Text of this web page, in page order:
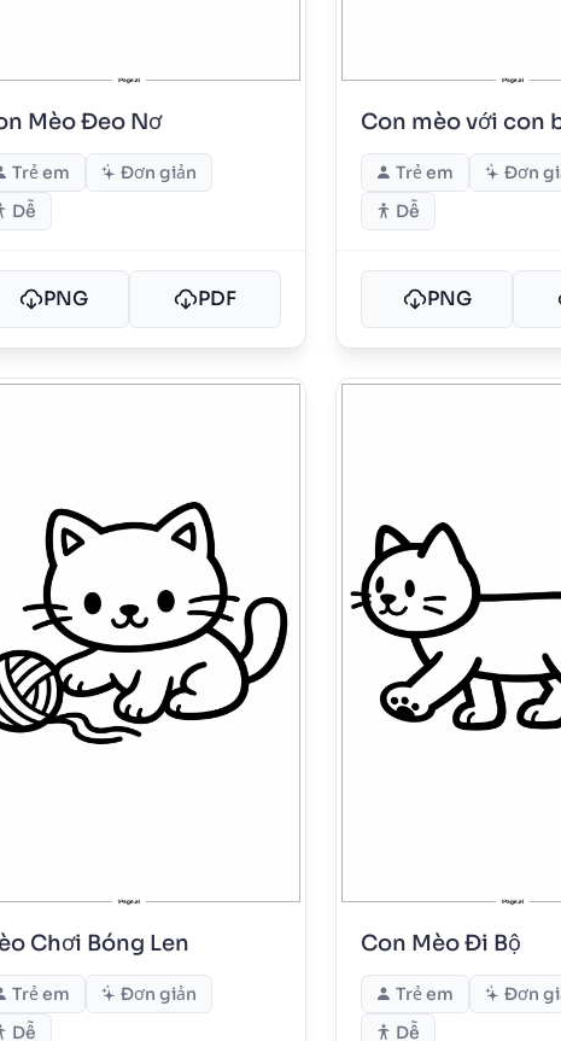
Mèo Đeo Nơ
Trẻ em
Đơn giản
Dễ
PNG PDF
Con mèo với con
Trẻ em
Đơn
Dễ
PNG
Chơi Bóng Len
Trẻ em
Đơn giản
Dễ
Con Mèo Đi Bộ
Trẻ em
Đơn
Dễ